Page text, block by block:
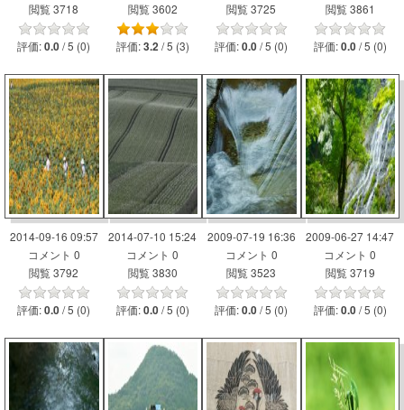
閲覧 3718
評価:0.0 / 5 (0)
閲覧 3602
評価:3.2 / 5 (3)
閲覧 3725
評価:0.0 / 5 (0)
閲覧 3861
評価:0.0 / 5 (0)
2014-09-16 09:57
コメント 0
閲覧 3792
評価:0.0 / 5 (0)
2014-07-10 15:24
コメント 0
閲覧 3830
評価:0.0 / 5 (0)
2009-07-19 16:36
コメント 0
閲覧 3523
評価:0.0 / 5 (0)
2009-06-27 14:47
コメント 0
閲覧 3719
評価:0.0 / 5 (0)